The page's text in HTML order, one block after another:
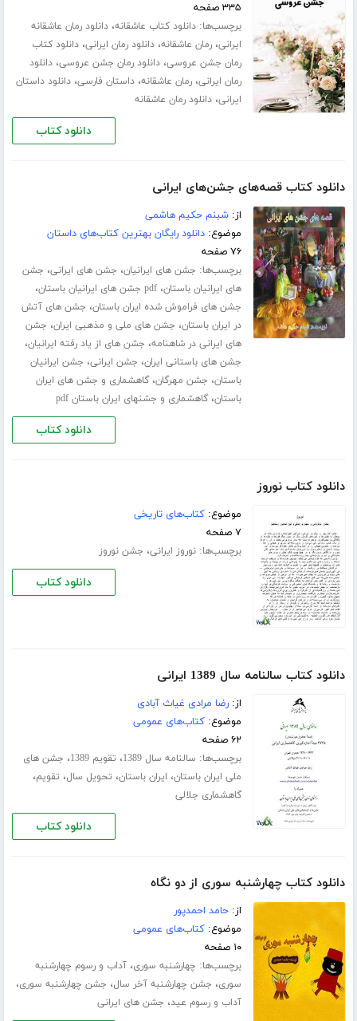
۳۳۵ صفحه
برچسب‌ها:دانلود کتاب عاشقانه،دانلود رمان عاشقانه
ایرانی،رمان عاشقانه،دانلود رمان ایرانی،دانلود کتاب
رمان جشن عروسی،دانلود رمان جشن عروسی،دانلود
رمان ایرانی،رمان عاشقانه،داستان فارسی،دانلود داستان
ایرانی،دانلود رمان عاشقانه
دانلود کتاب
دانلود کتاب قصه‌های جشن‌های ایرانی
از:شبنم حکیم هاشمی
موضوع:دانلود رایگان بهترین کتاب‌های داستان
۷۶ صفحه
برچسب‌ها: جشن های ایرانیان، جشن های ایرانی، جشن
های ایرانیان باستان،pdf جشن های ایرانیان باستان ،
جشن های فراموش شده ایران باستان، جشن های آتش
در ایران باستان، جشن های ملی و مذهبی ایران، جشن
های ایرانی در شاهنامه، جشن های از یاد رفته ایرانیان،
جشن های باستانی ایران، جشن ایرانی، جشن ایرانیان
باستان، جشن مهرگان،گاهشماری و جشن های ایران
باستان،گاهشماری و جشنهای ایران باستان pdf
دانلود کتاب
دانلود کتاب نوروز
موضوع:کتاب‌های تاریخی
۷ صفحه
برچسب‌ها:نوروز ایرانی، جشن نوروز
دانلود کتاب
دانلود کتاب سالنامه سال 1389 ایرانی
از:رضا مرادی غیاث آبادی
موضوع:کتاب‌های عمومی
۶۲ صفحه
برچسب‌ها: سالنامه سال 1389 ، تقویم 1389 ، جشن های
ملی ایران باستان، ایران باستان، تحویل سال، تقویم،
گاهشماری جلالی
دانلود کتاب
دانلود کتاب چهارشنبه سوری از دو نگاه
از:حامد احمدپور
موضوع:کتاب‌های عمومی
۱۰ صفحه
برچسب‌ها: چهارشنبه سوری،آداب و رسوم چهارشنبه
سوری، جشن چهارشنبه آخر سال، جشن چهارشنبه سوری،
آداب و رسوم عید، جشن های ایرانی